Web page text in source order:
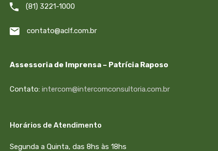
(81) 3221-1000
contato@aclf.com.br
Assessoria de Imprensa – Patrícia Raposo
Contato: intercom@intercomconsultoria.com.br
Horários de Atendimento
Segunda a Quinta, das 8hs às 18hs